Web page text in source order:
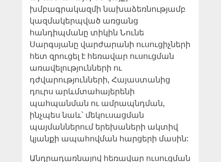
խմբագրակազմի նախաձեռնությամբ
կազմակերպված առցանց
հանդիպմանը տիկին Նունե
Սարգսյանը վարժարանի ուսուցիչների
հետ զրուցել է հեռավար ուսուցման
առավելությունների ու
դժվարությունների, Հայաստանից
դուրս արևմտահայերենի
պահպանման ու ամրապնդման,
ինչպես նաև՝ մեկուսացման
պայմաններում երեխաների ակտիվ
կյանքի ապահովման հարցերի մասին:
Անդրադառնալով հեռավար ուսուցման